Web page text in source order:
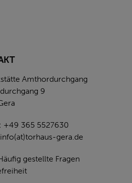
Amthordurchgang
9
+49 365 5527630
info(at)torhaus-gera.de
gestellte Fragen